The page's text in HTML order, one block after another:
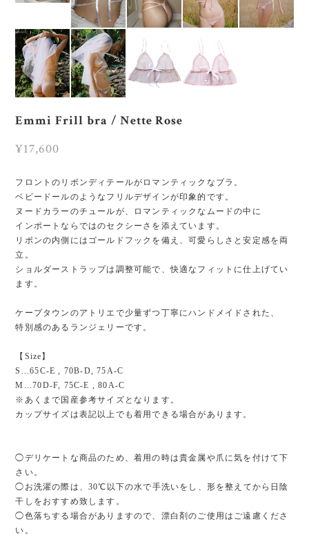
Emmi Frill bra / Nette Rose
¥17,600
フロントのリボンディテールがロマンティックなブラ。
ベビードールのようなフリルデザインが印象的です。
ヌードカラーのチュールが、ロマンティックなムードの中に
インポートならではのセクシーさを添えています。
リボンの内側にはゴールドフックを備え、可愛らしさと安定感を両
立。
ショルダーストラップは調整可能で、快適なフィットに仕上げてい
ます。
ケープタウンのアトリエで少量ずつ丁寧にハンドメイドされた、
特別感のあるランジェリーです。
【Size】
S...65C-E , 70B-D, 75A-C
M...70D-F, 75C-E , 80A-C
※あくまで国産参考サイズとなります。
カップサイズは表記以上でも着用できる場合があります。
◯デリケートな商品のため、着用の時は貴金属や爪に気を付けて下
さい。
◯お洗濯の際は、30℃以下の水で手洗いをし、形を整えてから日陰
干しをおすすめ致します。
◯色落ちする場合がありますので、漂白剤のご使用はご遠慮くださ
い。